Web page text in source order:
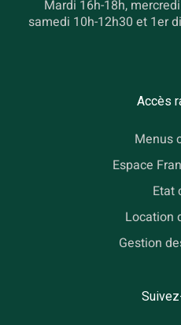
Mardi 16h-18h,
samedi 10h-12h30 et 1er
Accès
Menus
Espace
Etat
Location
Gestion